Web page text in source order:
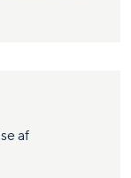
af